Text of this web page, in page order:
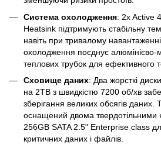
Система охолодження: 2x Active
Heatsink підтримують стабільну
навіть при тривалому
охолодження поєднує алюмінієво-
теплових трубок для ефективного
Сховище даних: Два жорсткі
на 2TB з швидкістю 7200 об/хв
зберігання великих обсягів даних.
оснащений двома твердотільними
256GB SATA 2.5" Enterprise class
критичних даних і файлів.